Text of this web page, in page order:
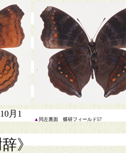
月1
▲ 同左裏面 蝶研フィールド57
》